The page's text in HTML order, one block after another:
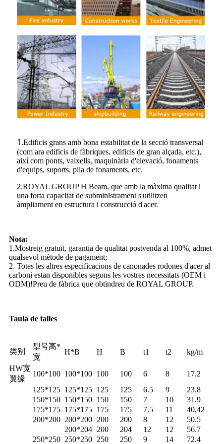
1.Edificis grans amb bona estabilitat de la secció transversal
(com ara edificis de fàbriques, edificis de gran alçada, etc.),
així com ponts, vaixells, maquinària d'elevació, fonaments
d'equips, suports, pila de fonaments, etc.
2.ROYAL GROUP H Beam, que amb la màxima qualitat i
una forta capacitat de subministrament s'utilitzen
àmpliament en estructura i construcció d'acer.
Nota:
1.Mostreig gratuït, garantia de qualitat postvenda al 100%, admet
qualsevol mètode de pagament;
2. Totes les altres especificacions de canonades rodones d'acer al
carboni estan disponibles segons les vostres necessitats (OEM i
ODM)!Preu de fàbrica que obtindreu de ROYAL GROUP.
Taula de talles
类别
型号高*
宽
H*B H B t1 t2
kg/m
HW宽
翼缘
100*100 100*100 100 100 6 8
17.2
125*125 125*125 125 125 6.5 9
23.8
150*150 150*150 150 150 7 10
31.9
175*175 175*175 175 175 7.5 11
40,42
200*200 200*200 200 200 8 12
50.5
200*204 200 204 12 12
56.7
250*250 250*250 250 250 9 14
72.4